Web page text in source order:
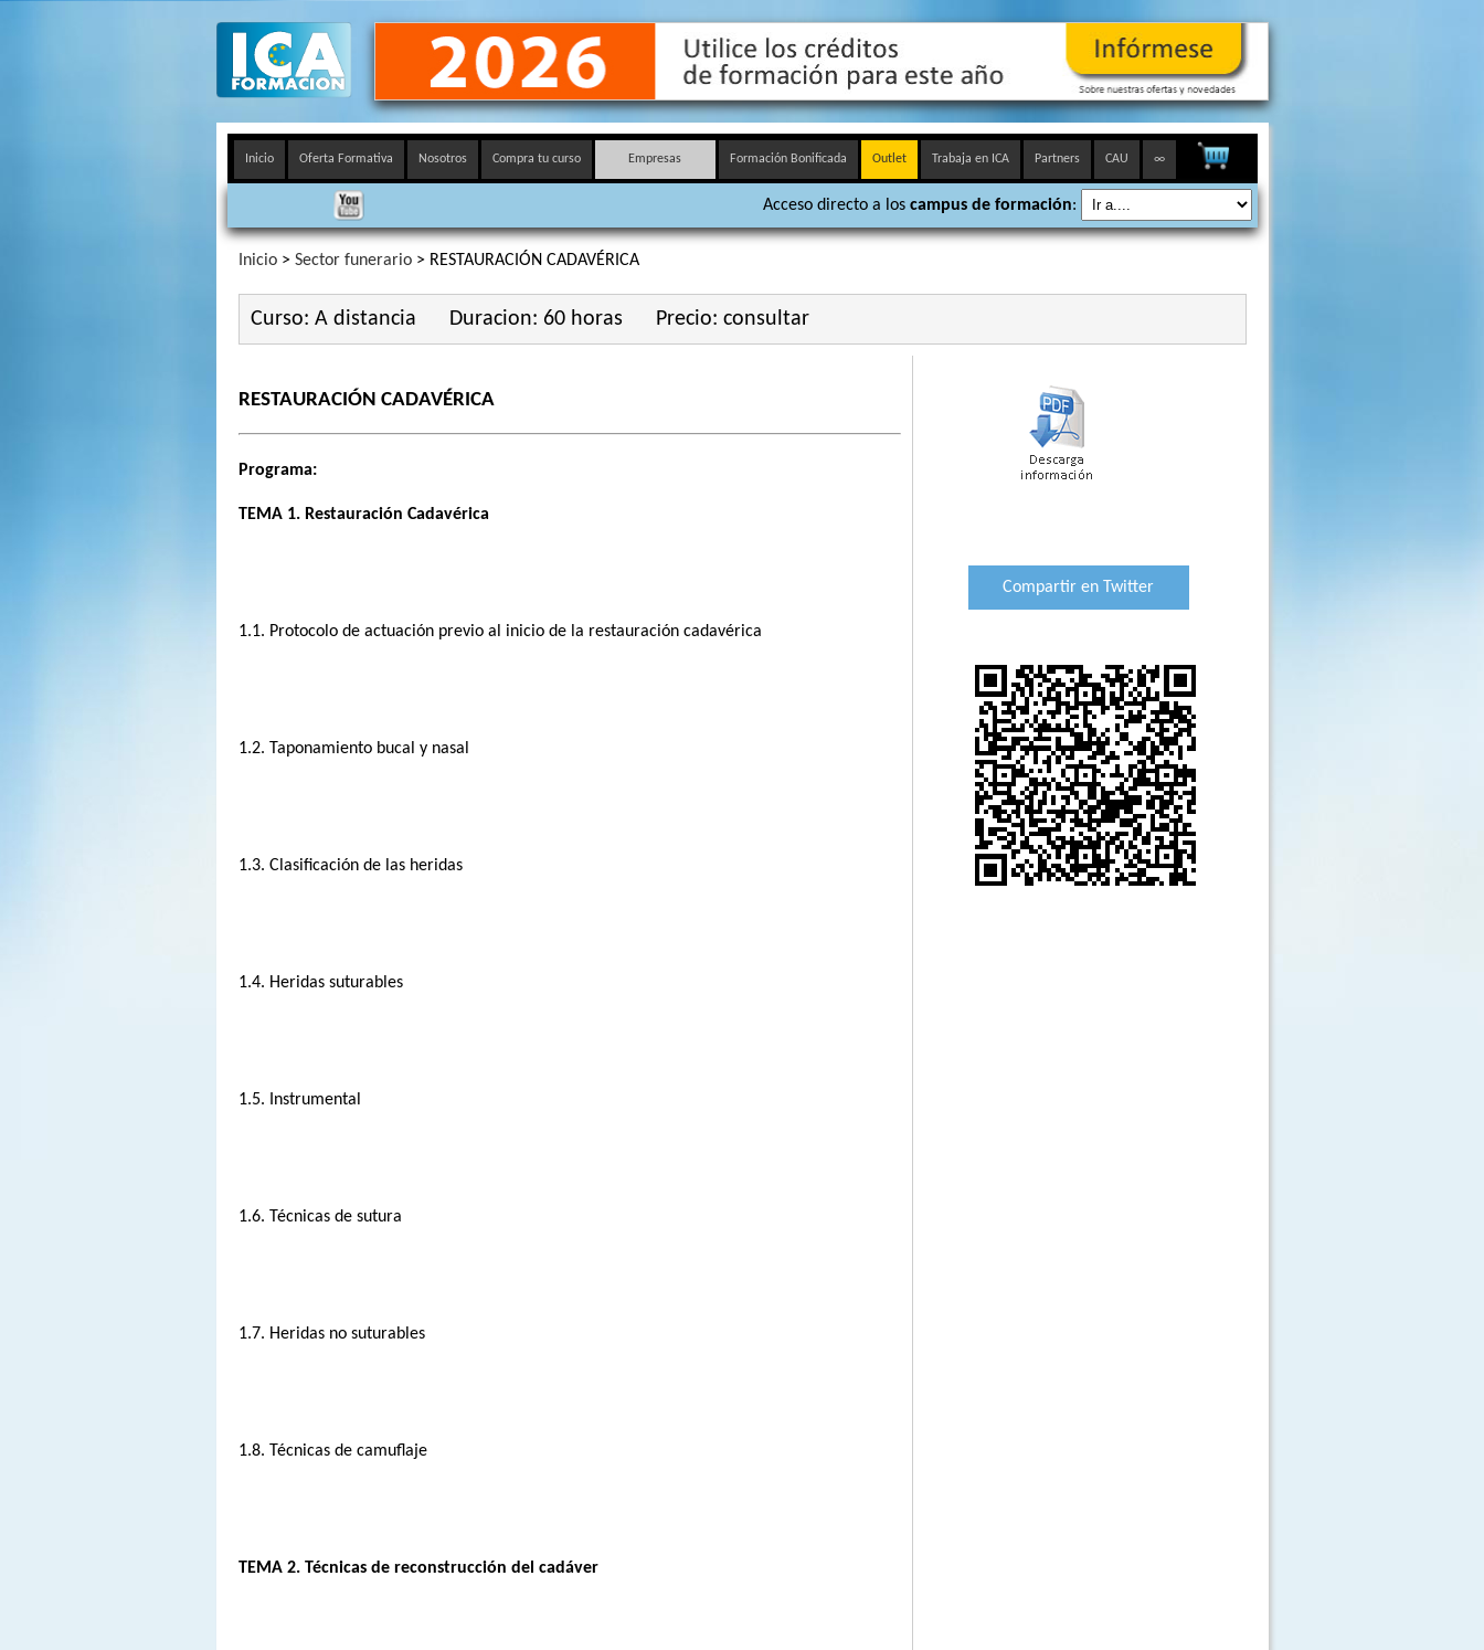
Inicio Oferta Formativa Nosotros Compra tu curso Empresas Formación Bonificada Outlet Trabaja en ICA Partners CAU ∞
Acceso directo a los campus de formación:
Inicio> Sector funerario> RESTAURACIÓN CADAVÉRICA
Curso: A distancia Duracion: 60 horas Precio: consultar
RESTAURACIÓN CADAVÉRICA
Programa:
TEMA 1. Restauración Cadavérica
1.1. Protocolo de actuación previo al inicio de la restauración cadavérica
1.2. Taponamiento bucal y nasal
1.3. Clasificación de las heridas
1.4. Heridas suturables
1.5. Instrumental
1.6. Técnicas de sutura
1.7. Heridas no suturables
1.8. Técnicas de camuflaje
TEMA 2. Técnicas de reconstrucción del cadáver
Compartir en Twitter